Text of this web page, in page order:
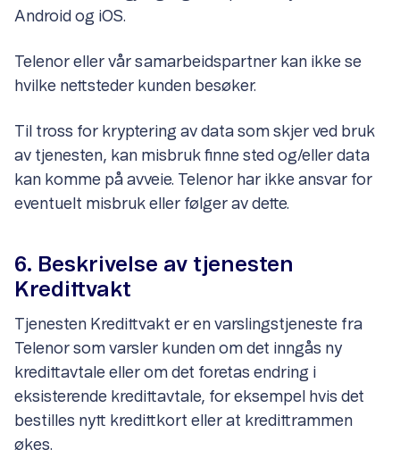
Android og iOS.
Telenor eller vår samarbeidspartner kan ikke se
hvilke nettsteder kunden besøker.
Til tross for kryptering av data som skjer ved bruk
av tjenesten, kan misbruk finne sted og/eller data
kan komme på avveie. Telenor har ikke ansvar for
eventuelt misbruk eller følger av dette.
6. Beskrivelse av tjenesten
Kredittvakt
Tjenesten Kredittvakt er en varslingstjeneste fra
Telenor som varsler kunden om det inngås ny
kredittavtale eller om det foretas endring i
eksisterende kredittavtale, for eksempel hvis det
bestilles nytt kredittkort eller at kredittrammen
økes.